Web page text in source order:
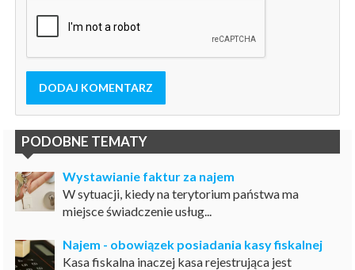
DODAJ KOMENTARZ
PODOBNE TEMATY
Wystawianie faktur za najem
W sytuacji, kiedy na terytorium państwa ma
miejsce świadczenie usług...
Najem - obowiązek posiadania kasy fiskalnej
Kasa fiskalna inaczej kasa rejestrująca jest